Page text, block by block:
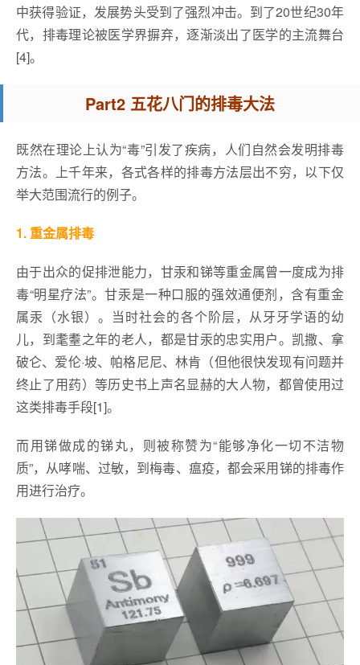
中获得验证，发展势头受到了强烈冲击。到了20世纪30年
代，排毒理论被医学界摒弃，逐渐淡出了医学的主流舞台
[4]。
Part2 五花八门的排毒大法
既然在理论上认为“毒”引发了疾病，人们自然会发明排毒
方法。上千年来，各式各样的排毒方法层出不穷，以下仅
举大范围流行的例子。
1. 重金属排毒
由于出众的促排泄能力，甘汞和锑等重金属曾一度成为排
毒“明星疗法”。甘汞是一种口服的强效通便剂，含有重金
属汞（水银）。当时社会的各个阶层，从牙牙学语的幼
儿，到耄耋之年的老人，都是甘汞的忠实用户。凯撒、拿
破仑、爱伦·坡、帕格尼尼、林肯（但他很快发现有问题并
终止了用药）等历史书上声名显赫的大人物，都曾使用过
这类排毒手段[1]。
而用锑做成的锑丸，则被称赞为“能够净化一切不洁物
质”，从哮喘、过敏，到梅毒、瘟疫，都会采用锑的排毒作
用进行治疗。